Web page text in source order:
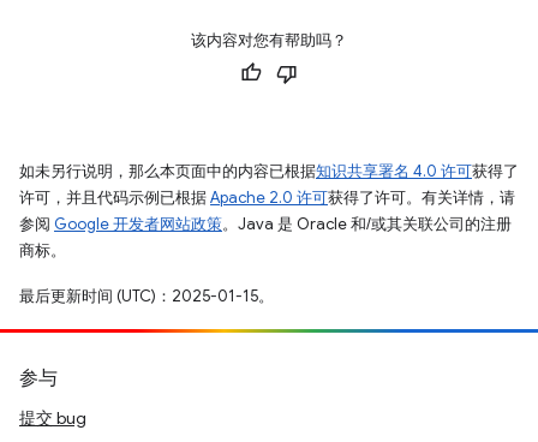
该内容对您有帮助吗？
如未另行说明，那么本页面中的内容已根据知识共享署名 4.0 许可获得了
许可，并且代码示例已根据Apache 2.0 许可获得了许可。有关详情，请
参阅 Google 开发者网站政策。Java 是 Oracle 和/或其关联公司的注册
商标。
最后更新时间 (UTC)：2025-01-15。
参与
提交 bug